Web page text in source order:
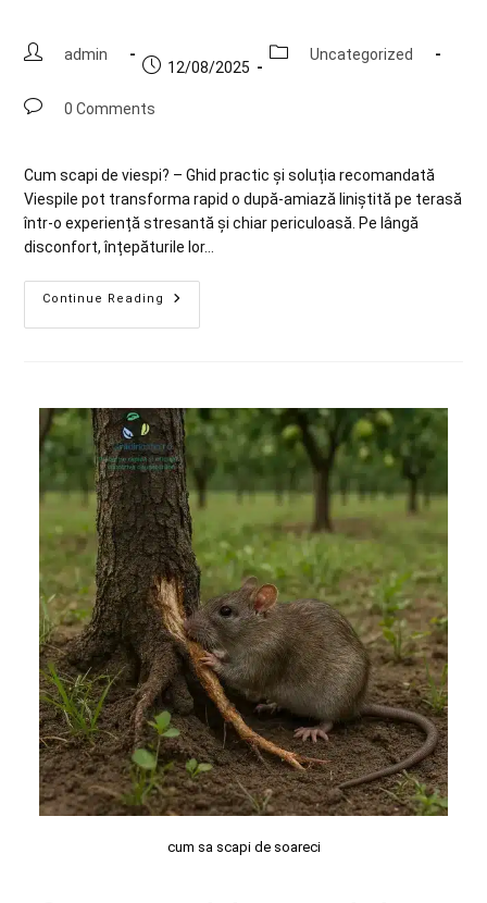
admin
12/08/2025
Uncategorized
0 Comments
Cum scapi de viespi? – Ghid practic și soluția recomandată
Viespile pot transforma rapid o după-amiază liniștită pe terasă
într-o experiență stresantă și chiar periculoasă. Pe lângă
disconfort, înțepăturile lor…
Continue Reading
cum sa scapi de soareci